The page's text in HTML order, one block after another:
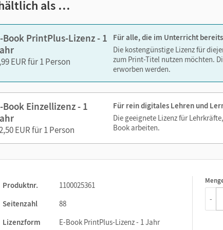
Wortschatz und Redemitteln
zu jeder Einheit mit Audios zum Nachsprechen
im Anhang
des E-Books auf
Textfelder und Notizen, ergänzen im E-Book die
als …
Book PrintPlus-Lizenz - 1
EUR für 1 Person
Für alle, die im Unterricht
Die kostengünstige Lizenz für
zum Print-Titel nutzen möchten.
erworben werden.
Book Einzellizenz - 1
EUR für 1 Person
Für rein digitales Lehren und
Die geeignete Lizenz für
Book arbeiten.
Produktnr.
1100025361
Seitenzahl
88
Lizenzform
E-Book PrintPlus-Lizenz - 1 Jahr
1
-